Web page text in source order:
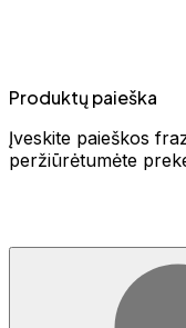
Produktų paieška
Įveskite paieškos
peržiūrėtumėte